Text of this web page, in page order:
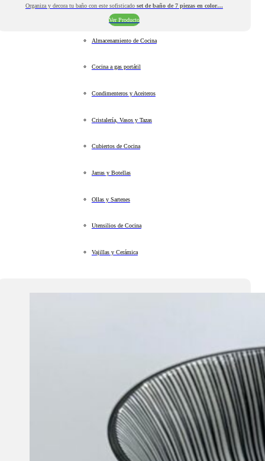
Organiza y decora tu baño con este sofisticado set de baño de 7 piezas en color…
Ver Producto
Almacenamiento de Cocina
Cocina a gas portátil
Condimenteros y Aceiteros
Cristalería, Vasos y Tazas
Cubiertos de Cocina
Jarras y Botellas
Ollas y Sartenes
Utensilios de Cocina
Vajillas y Cerámica